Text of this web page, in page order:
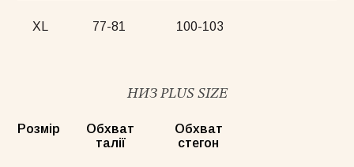
XL 77-81 100-103
НИЗ PLUS SIZE
Розмір
Обхват
талії
Обхват
стегон